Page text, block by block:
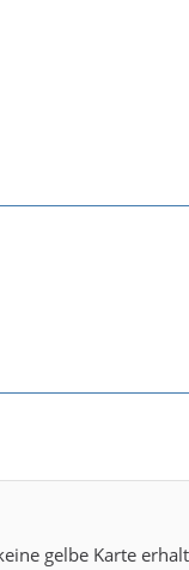
gelbe Karte